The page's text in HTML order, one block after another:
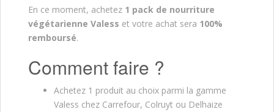
En ce moment, achetez 1 pack de nourriture
végétarienne Valess et votre achat sera 100%
remboursé.
Comment faire ?
Achetez 1 produit au choix parmi la gamme
Valess chez Carrefour, Colruyt ou Delhaize